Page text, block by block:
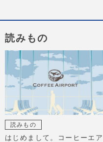
読みもの
読みもの
はじめまして。コーヒーエア